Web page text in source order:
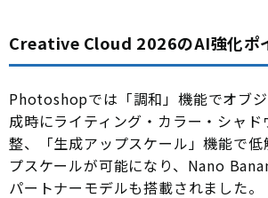
Creative Cloud 2026のAI強化ポ
Photoshopでは「調和」機能でオブ
成時にライティング・カラー・シャド
整、「生成アップスケール」機能で低
プスケールが可能になり、Nano
パートナーモデルも搭載されました。